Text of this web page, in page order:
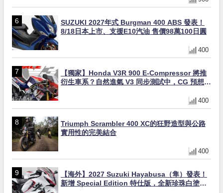
SUZUKI 2027年式 Burgman 400 ABS 發表！
8/18日本上市、支援E10汽油 售價98萬100日圓
400
【獨家】Honda V3R 900 E-Compressor 將推
衍生車系？自然進氣 V3 同步測試中，CG 預想曝
400
Triumph Scrambler 400 XC的狂野造型與公路
實用性的完美結合
400
【海外】2027 Suzuki Hayabusa（隼）發表！
新增 Special Edition 特仕版，全新珍珠白塗裝